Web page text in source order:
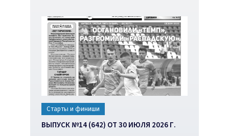
Старты и финиши
ВЫПУСК №14 (642) ОТ 30 ИЮЛЯ 2026 Г.